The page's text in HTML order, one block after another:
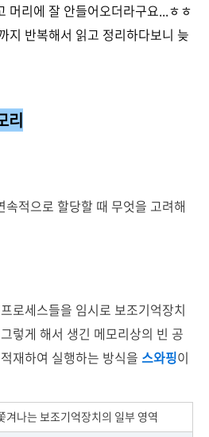
머리에 잘 안들어오더라구요...ㅎㅎ
지 반복해서 읽고 정리하다보니 늦
리
적으로 할당할 때 무엇을 고려해
로세스들을 임시로 보조기억장치
렇게 해서 생긴 메모리상의 빈 공
재하여 실행하는 방식을 스와핑이
겨나는 보조기억장치의 일부 영역